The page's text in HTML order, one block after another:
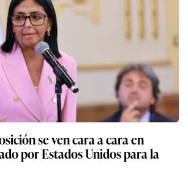
se ven cara a cara en
por Estados Unidos para la